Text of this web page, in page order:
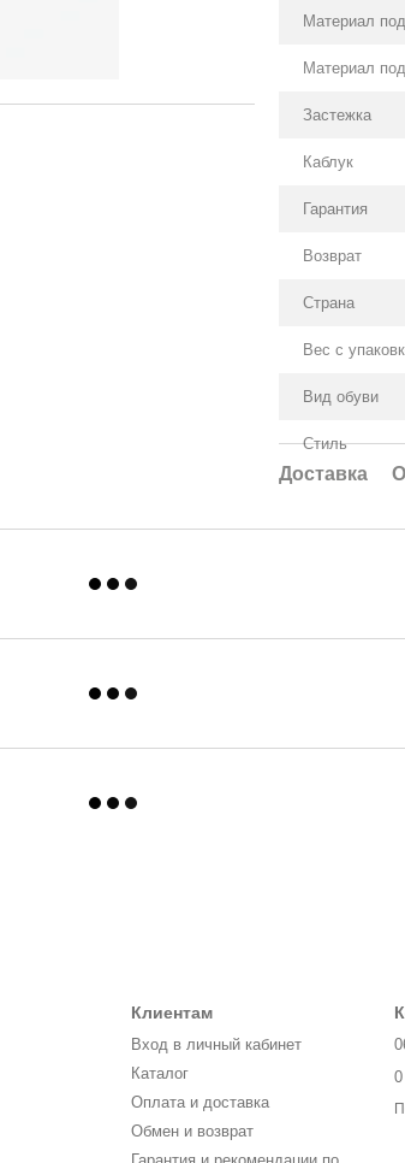
Материал
Материал
Застежка
Каблук
Гарантия
Возврат
Страна
Вес с
Вид обуви
Стиль
Доставка
Клиентам
Вход в личный кабинет
Каталог
Оплата и доставка
Обмен и возврат